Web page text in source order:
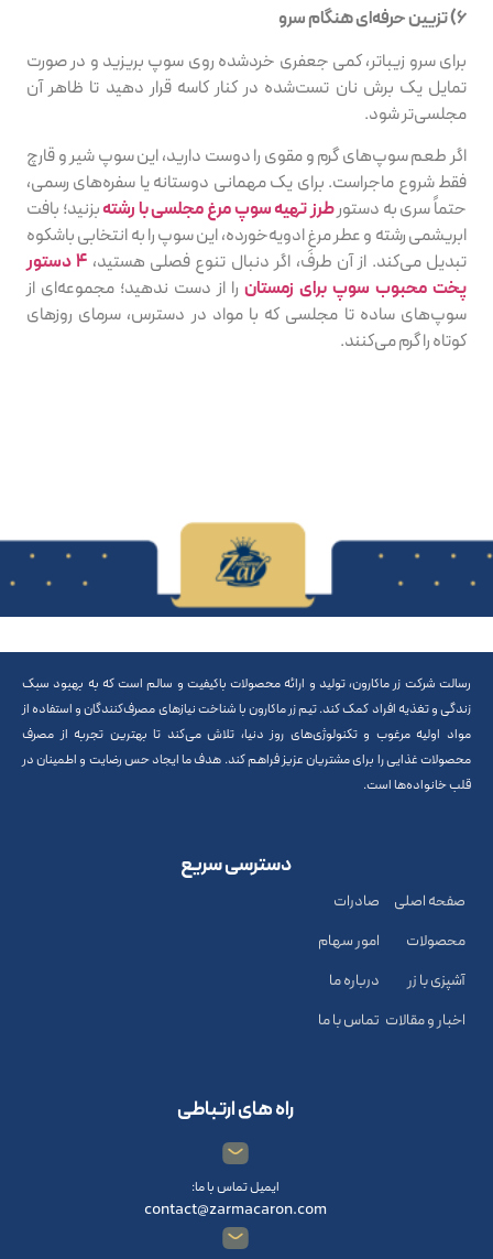
۶) تزیین حرفه‌ای هنگام سرو
برای سرو زیباتر، کمی جعفری خردشده روی سوپ بریزید و در صورت
تمایل یک برش نان تست‌شده در کنار کاسه قرار دهید تا ظاهر آن
مجلسی‌تر شود.
اگر طعم سوپ‌های گرم و مقوی را دوست دارید، این سوپ شیر و قارچ
فقط شروع ماجراست. برای یک مهمانی دوستانه یا سفره‌های رسمی،
حتماً سری به دستورطرز تهیه سوپ مرغ مجلسی با رشتهبزنید؛ بافت
ابریشمی رشته و عطر مرغِ ادویه‌خورده، این سوپ را به انتخابی باشکوه
تبدیل می‌کند. از آن طرف، اگر دنبال تنوع فصلی هستید،
۴ دستور
پخت محبوب سوپ برای زمستان را از دست ندهید؛ مجموعه‌ای از
سوپ‌های ساده تا مجلسی که با مواد در دسترس، سرمای روزهای
کوتاه را گرم می‌کنند.
رسالت شرکت زر ماکارون، تولید و ارائه محصولات باکیفیت و سالم است که به بهبود سبک
زندگی و تغذیه افراد کمک کند. تیم زر ماکارون با شناخت نیازهای مصرف‌کنندگان و استفاده از
مواد اولیه مرغوب و تکنولوژی‌های روز دنیا، تلاش می‌کند تا بهترین تجربه از مصرف
محصولات غذایی را برای مشتریان عزیز فراهم کند. هدف ما ایجاد حس رضایت و اطمینان در
قلب خانواده‌ها است.
دسترسی سریع
صفحه اصلی
محصولات
آشپزی با زر
اخبار و مقالات
صادرات
امور سهام
درباره ما
تماس با ما
راه های ارتباطی
ایمیل تماس با ما:
contact@zarmacaron.com